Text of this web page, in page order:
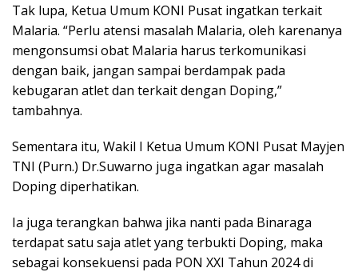
Tak lupa, Ketua Umum KONI Pusat ingatkan terkait
Malaria. “Perlu atensi masalah Malaria, oleh karenanya
mengonsumsi obat Malaria harus terkomunikasi
dengan baik, jangan sampai berdampak pada
kebugaran atlet dan terkait dengan Doping,”
tambahnya.
Sementara itu, Wakil I Ketua Umum KONI Pusat Mayjen
TNI (Purn.) Dr.Suwarno juga ingatkan agar masalah
Doping diperhatikan.
Ia juga terangkan bahwa jika nanti pada Binaraga
terdapat satu saja atlet yang terbukti Doping, maka
sebagai konsekuensi pada PON XXI Tahun 2024 di